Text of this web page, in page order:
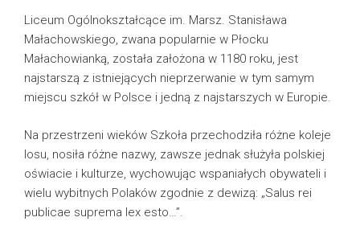
Liceum Ogólnokształcące im. Marsz. Stanisława
Małachowskiego, zwana popularnie w Płocku
Małachowianką, została założona w 1180 roku, jest
najstarszą z istniejących nieprzerwanie w tym samym
miejscu szkół w Polsce i jedną z najstarszych w Europie.
Na przestrzeni wieków Szkoła przechodziła różne koleje
losu, nosiła różne nazwy, zawsze jednak służyła polskiej
oświacie i kulturze, wychowując wspaniałych obywateli i
wielu wybitnych Polaków zgodnie z dewizą: „Salus rei
publicae suprema lex esto…”.